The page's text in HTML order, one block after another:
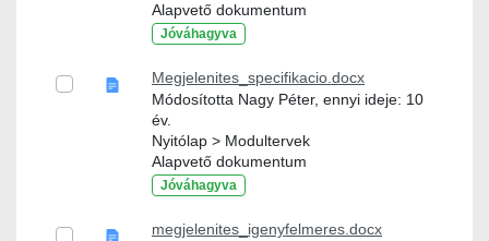
Alapvető dokumentum
Jóváhagyva
Megjelenites_specifikacio.docx
Módosította Nagy Péter, ennyi ideje: 10
év.
Nyitólap > Modultervek
Alapvető dokumentum
Jóváhagyva
megjelenites_igenyfelmeres.docx